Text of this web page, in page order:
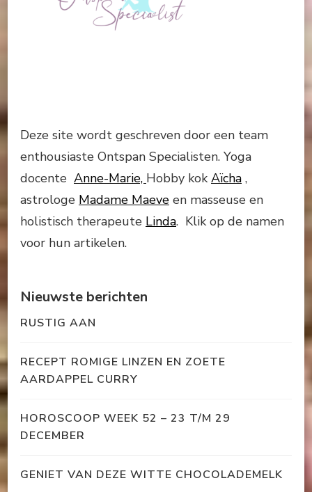
Deze site wordt geschreven door een team
enthousiaste Ontspan Specialisten. Yoga
docente Anne-Marie, Hobby kok Aïcha ,
astrologe Madame Maeve en masseuse en
holistisch therapeute Linda. Klik op de namen
voor hun artikelen.
Nieuwste berichten
RUSTIG AAN
RECEPT ROMIGE LINZEN EN ZOETE
AARDAPPEL CURRY
HOROSCOOP WEEK 52 – 23 T/M 29
DECEMBER
GENIET VAN DEZE WITTE CHOCOLADEMELK